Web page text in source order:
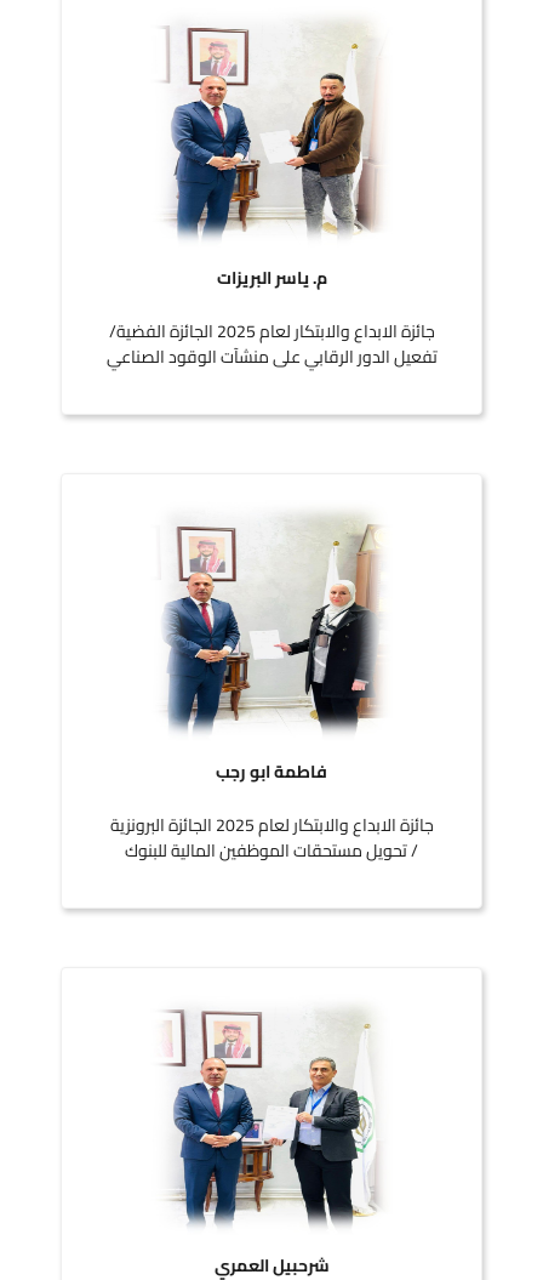
م. ياسر البريزات
جائزة الابداع والابتكار لعام 2025 الجائزة الفضية/
تفعيل الدور الرقابي على منشآت الوقود الصناعي
فاطمة ابو رجب
جائزة الابداع والابتكار لعام 2025 الجائزة البرونزية
/ تحويل مستحقات الموظفين المالية للبنوك
شرحبيل العمري